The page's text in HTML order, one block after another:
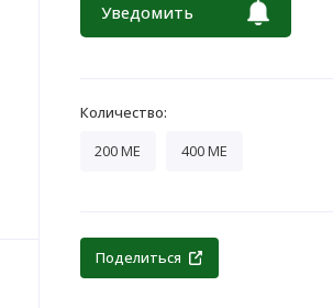
Уведомить
Количество:
200 МЕ
400 МЕ
Поделиться